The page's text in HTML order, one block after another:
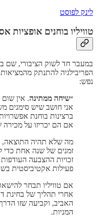
לינק לפוסט
טוויליו בוחנים אופציות
במעבר חד לשוק הציבורי, שם
הפריבילגיה להתנתק
נפש:
״שיחה ממתינה. אין
אני חושב שיש סימנים
ברצינות בוחנת
אם הם יכריזו על
מה שלא תהיה התוצאה,
זמנים של שנה אחת כדי
פעילות אקטיביסטית
אם טוויליו תבחר
אחרי תהליך של בחינת
האביב, וקביעה שזו
המניות.